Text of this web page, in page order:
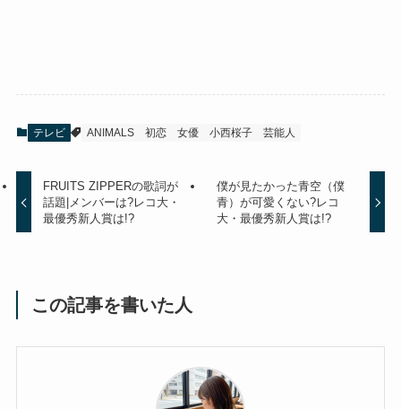
テレビ ANIMALS 初恋 女優 小西桜子 芸能人
FRUITS ZIPPERの歌詞が
話題|メンバーは?レコ大・
最優秀新人賞は!?
僕が見たかった青空（僕
青）が可愛くない?レコ
大・最優秀新人賞は!?
この記事を書いた人